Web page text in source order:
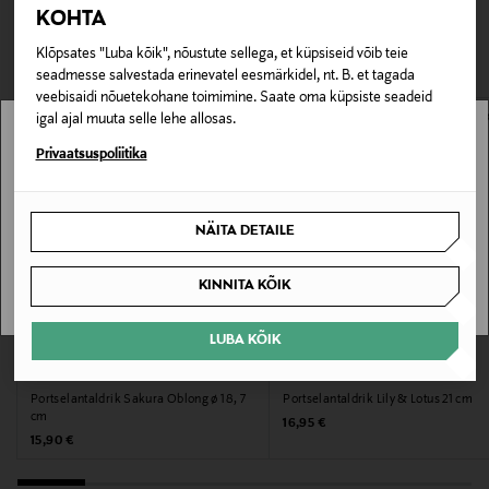
KOHTA
Klõpsates "Luba kõik", nõustute sellega, et küpsiseid võib teie
seadmesse salvestada erinevatel eesmärkidel, nt. B. et tagada
veebisaidi nõuetekohane toimimine. Saate oma küpsiste seadeid
igal ajal muuta selle lehe allosas.
Privaatsuspoliitika
NÄITA DETAILE
KINNITA KÕIK
LUBA KÕIK
kasutamiseks sobiv.
LOE LISAKS
Tootenumber
171624609
Materjal
Värv
0,00 € – 4,90 €
TEISED KLIENDID
VAATASID KA
Portselantaldrik Sakura Oblong ø 18, 7
cm
Original Price
15,90 €
Portselantaldrik Lily & Lotus 21 cm
Original Price
16,95 €
Stockmann pole Sinu riigis saadaval.
SAAN ARU